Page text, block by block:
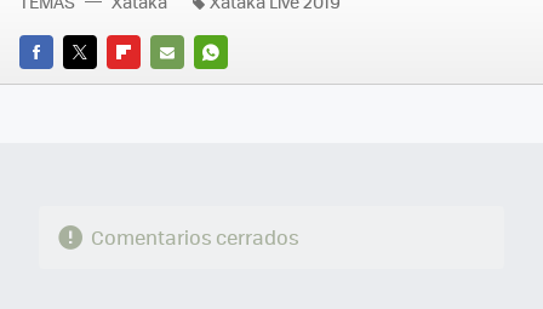
FACEBOOK
TWITTERFLIPBOARD
E-
WHATSAPP
Comentarios cerrados